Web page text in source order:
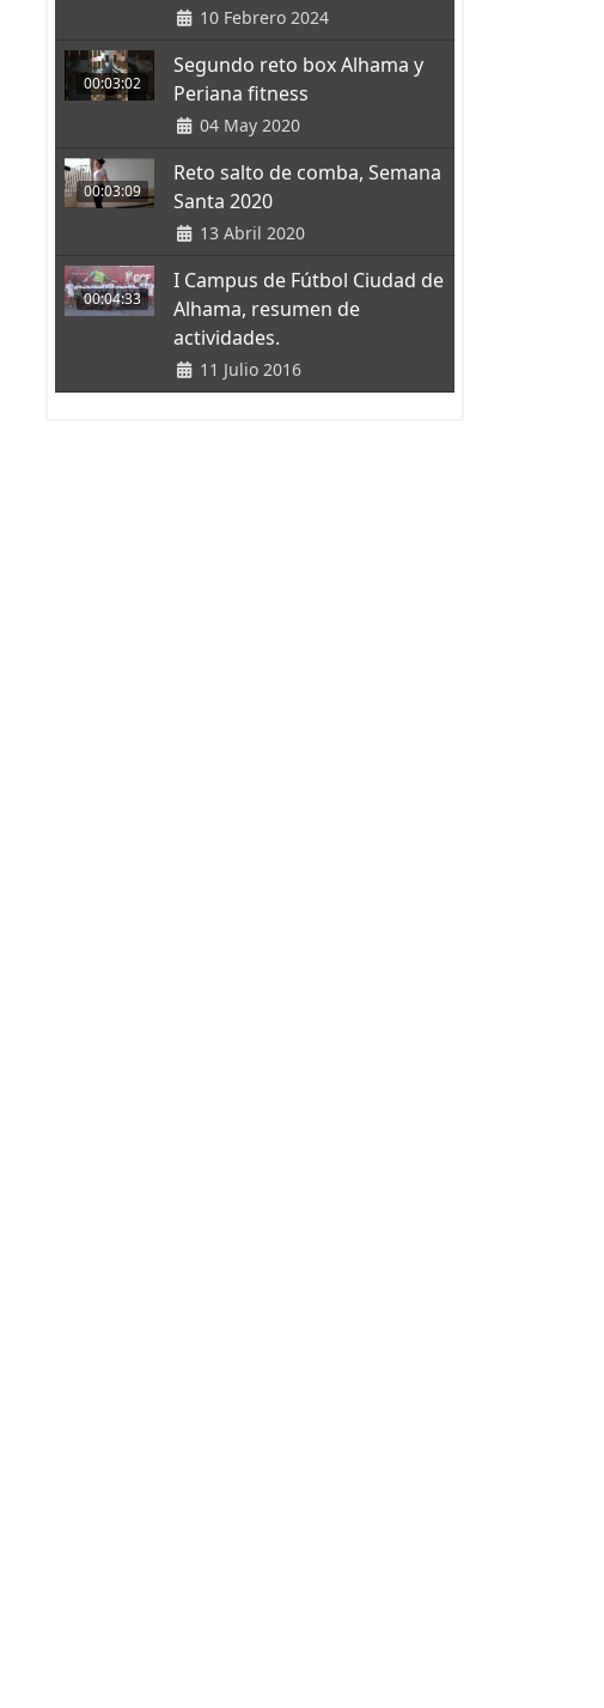
10 Febrero 2024
00:03:02
Segundo reto box Alhama y
Periana fitness
04 May 2020
00:03:09
Reto salto de comba, Semana
Santa 2020
13 Abril 2020
00:04:33
I Campus de Fútbol Ciudad de
Alhama, resumen de
actividades.
11 Julio 2016